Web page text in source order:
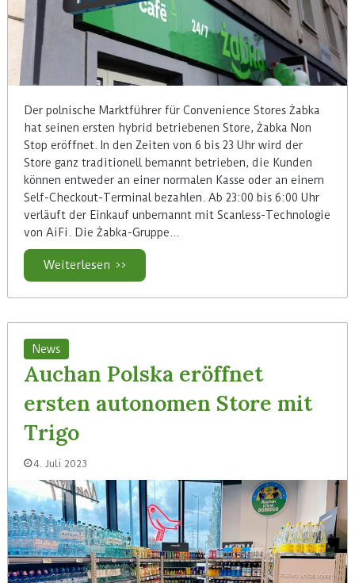
Der polnische Marktführer für Convenience Stores Żabka
hat seinen ersten hybrid betriebenen Store, Żabka Non
Stop eröffnet. In den Zeiten von 6 bis 23 Uhr wird der
Store ganz traditionell bemannt betrieben, die Kunden
können entweder an einer normalen Kasse oder an einem
Self-Checkout-Terminal bezahlen. Ab 23:00 bis 6:00 Uhr
verläuft der Einkauf unbemannt mit Scanless-Technologie
von AiFi. Die Żabka-Gruppe…
Weiterlesen >>
News
Auchan Polska eröffnet
ersten autonomen Store mit
Trigo
4. Juli 2023